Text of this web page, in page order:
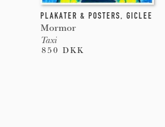
PLAKATER & POSTERS, GICLEE
Mormor
Taxi
850 DKK